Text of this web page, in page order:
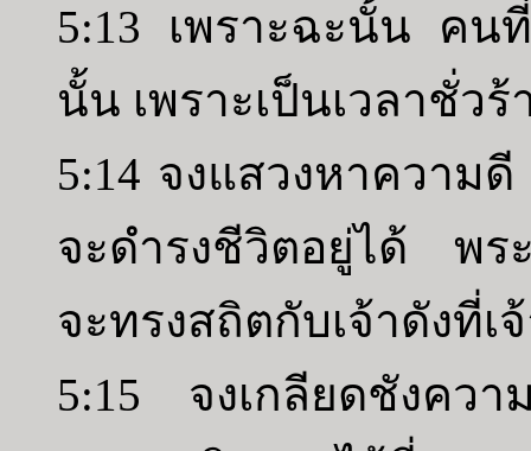
5:13 เพราะฉะนั้น คน
นั้น เพราะเป็นเวลาชั่วร้
5:14 จงแสวงหาความ
จะดำรงชีวิตอยู่ได้ พระ
จะทรงสถิตกับเจ้าดังที่
5:15 จงเกลียดชังคว